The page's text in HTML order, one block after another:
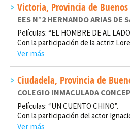
Victoria, Provincia de
EES N°2 HERNANDO ARIAS DE
Películas: “EL HOMBRE DE AL
Con la participación de la actriz
Ver más
Ciudadela, Provincia de
COLEGIO INMACULADA
Películas: “UN CUENTO CHINO”.
Con la participación del actor
Ver más